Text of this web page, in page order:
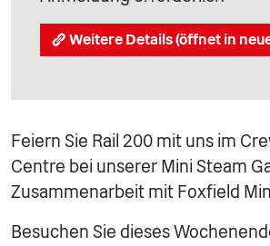
Weitere Details (öffnet in
Feiern Sie Rail 200 mit uns im
Centre bei unserer Mini Steam
Zusammenarbeit mit Foxfield
Besuchen Sie dieses